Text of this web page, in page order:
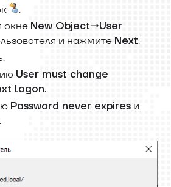
.
окне New Object→User
и нажмите Next.
User must change
logon.
Password never expires и
.